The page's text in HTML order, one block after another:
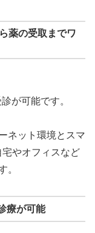
薬の受取までワ
が可能です。
ネット環境とスマ
やオフィスなど
。
療が可能